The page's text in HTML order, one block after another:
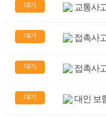
대기 교통사
대기 접촉사
대기 접촉사
대기 대인 보